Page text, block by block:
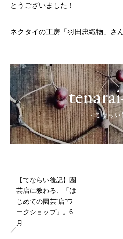
とうございました！
ネクタイの工房「羽田忠織物」さ
- てならい
【てならい後記】園
芸店に教わる、「は
じめての園芸“店”ワ
ークショップ」。6
月